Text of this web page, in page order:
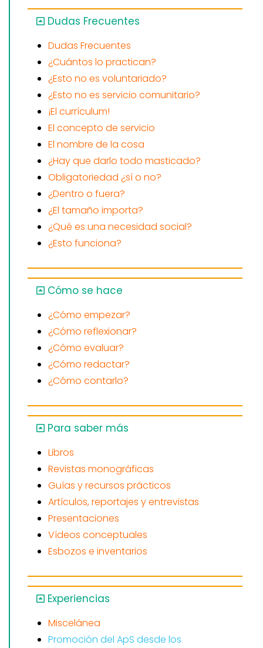
Dudas Frecuentes
Dudas Frecuentes
¿Cuántos lo practican?
¿Esto no es voluntariado?
¿Esto no es servicio comunitario?
¡El currículum!
El concepto de servicio
El nombre de la cosa
¿Hay que darlo todo masticado?
Obligatoriedad ¿sí o no?
¿Dentro o fuera?
¿El tamaño importa?
¿Qué es una necesidad social?
¿Esto funciona?
Cómo se hace
¿Cómo empezar?
¿Cómo reflexionar?
¿Cómo evaluar?
¿Cómo redactar?
¿Cómo contarlo?
Para saber más
Libros
Revistas monográficas
Guías y recursos prácticos
Artículos, reportajes y entrevistas
Presentaciones
Vídeos conceptuales
Esbozos e inventarios
Experiencias
Miscelánea
Promoción del ApS desde los